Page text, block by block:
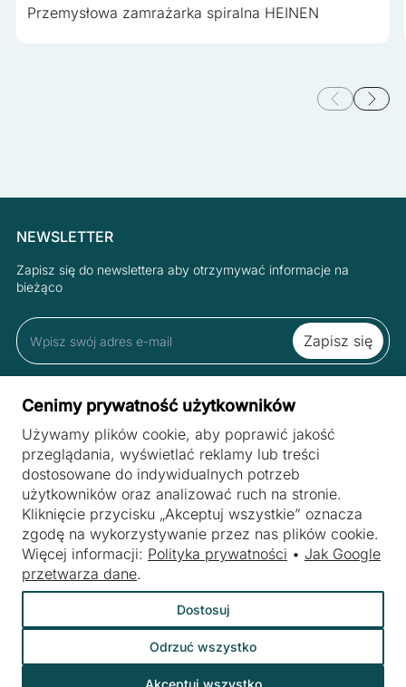
Przemysłowa zamrażarka spiralna HEINEN
NEWSLETTER
Zapisz się do newslettera aby otrzymywać informacje na
bieżąco
Prywatności.
STRONY
Maszyny
Skup maszyn
Serwis maszyn
O nas
Blog
BRANŻE
Maszyny do przetwórstwa mięsa
Maszyny i urządzenia dla przemysłu mleczarskiego
Maszyny i urządzenia dla branży piekarniczej
Maszyny do przetwórstwa owoców i warzyw
POLITYKA PRYWATNOŚCI
© Webtom.pl
Cenimy prywatność użytkowników
Używamy plików cookie, aby poprawić jakość
przeglądania, wyświetlać reklamy lub treści
dostosowane do indywidualnych potrzeb
użytkowników oraz analizować ruch na stronie.
Kliknięcie przycisku „Akceptuj wszystkie” oznacza
zgodę na wykorzystywanie przez nas plików cookie.
Więcej informacji: Polityka prywatności • Jak Google
przetwarza dane.
Dostosuj
Odrzuć wszystko
Akceptuj wszystko